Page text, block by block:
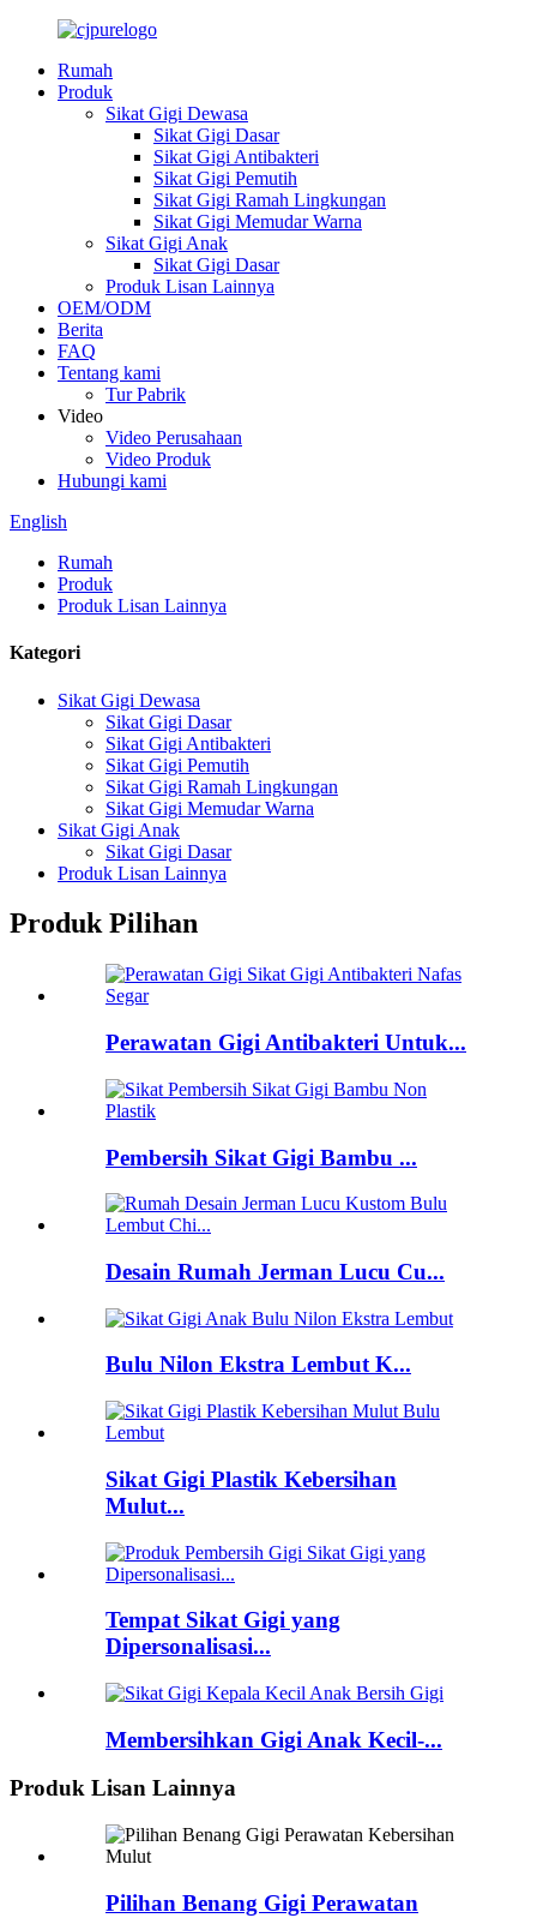
Rumah
Produk
Sikat Gigi Dewasa
Sikat Gigi Dasar
Sikat Gigi Antibakteri
Sikat Gigi Pemutih
Sikat Gigi Ramah Lingkungan
Sikat Gigi Memudar Warna
Sikat Gigi Anak
Sikat Gigi Dasar
Produk Lisan Lainnya
OEM/ODM
Berita
FAQ
Tentang kami
Tur Pabrik
Video
Video Perusahaan
Video Produk
Hubungi kami
English
Rumah
Produk
Produk Lisan Lainnya
Kategori
Sikat Gigi Dewasa
Sikat Gigi Dasar
Sikat Gigi Antibakteri
Sikat Gigi Pemutih
Sikat Gigi Ramah Lingkungan
Sikat Gigi Memudar Warna
Sikat Gigi Anak
Sikat Gigi Dasar
Produk Lisan Lainnya
Produk Pilihan
Perawatan Gigi Antibakteri Untuk...
Pembersih Sikat Gigi Bambu ...
Desain Rumah Jerman Lucu Cu...
Bulu Nilon Ekstra Lembut K...
Sikat Gigi Plastik Kebersihan
Mulut...
Tempat Sikat Gigi yang
Dipersonalisasi...
Membersihkan Gigi Anak Kecil-...
Produk Lisan Lainnya
Pilihan Benang Gigi Perawatan